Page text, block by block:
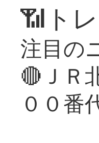
📶ト
注目の
🔴ＪＲ
００番